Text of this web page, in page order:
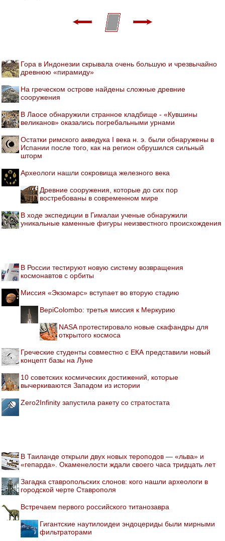
Гора в Индонезии скрывала очень большую и чрезвычайно
древнюю «пирамиду»
На греческом острове найдены сложные древние
сооружения
В Лаосе обнаружили странное кладбище - «Кувшины
великанов» оказались погребальными урнами
Остатки римского акведука I века н. э. были обнаружены в
Испании после того, как на регион обрушился сильный
шторм
Археологи нашли сокровища железного века
Древние сооружения, которые до сих пор
востребованы в современном мире
В ходе экспедиции в Гималаи ученые обнаружили
уникальные каменные фигуры неизвестного происхождения
В России тестируют новую систему возвращения
космонавтов с орбиты
Миссия «Экзомарс» вступает во вторую стадию
BepiColombo: третья миссия к Меркурию
NASA протестировало новые скафандры для
открытого космоса
Греческие студенты совместно с ЕКА представили новый
концепт базы на Луне
10 советских космических достижений, которые
вычеркиваются Западом из истории
Zero2Infinity запустила ракету со стратостата
В Таиланде открыли двух новых тероподов — «льва» и
«гепарда». Окаменелости ждали своего часа тридцать лет
Загадка ставропольских слонов: кого нашли археологи в
городской черте Ставрополя
Встречаем первого российского титанозавра
Гигантские наутилоидеи эндоцериды были мирными
фильтраторами